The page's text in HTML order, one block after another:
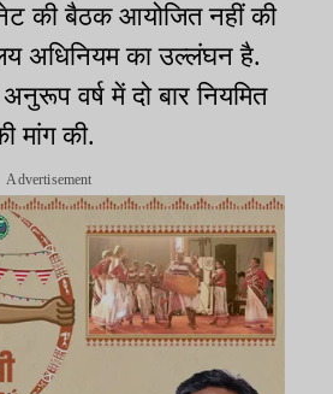
की बैठक आयोजित नहीं की
अधिनियम का उल्लंघन है.
वर्ष में दो बार नियमित
मांग की.
Advertisement